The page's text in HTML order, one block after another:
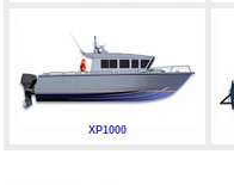
XP1000